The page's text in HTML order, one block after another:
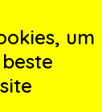
um